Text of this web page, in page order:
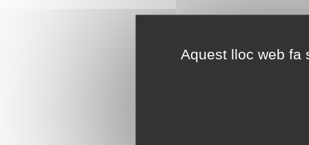
Aquest lloc web fa